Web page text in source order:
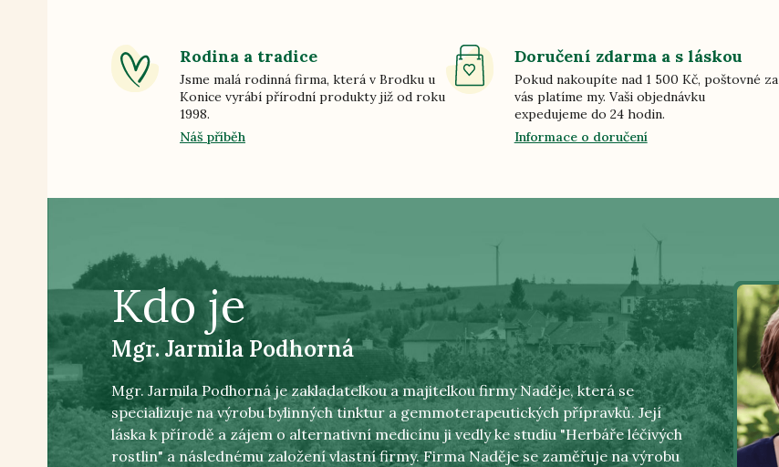
Rodina a tradice
Jsme malá rodinná firma, která v Brodku u
Konice vyrábí přírodní produkty již od roku
1998.
Náš příběh
Doručení zdarma a s láskou
Pokud nakoupíte nad 1 500 Kč, poštovné za
vás platíme my. Vaši objednávku
expedujeme do 24 hodin.
Informace o doručení
Kdo je
Mgr. Jarmila Podhorná
Mgr. Jarmila Podhorná je zakladatelkou a majitelkou firmy Naděje, která se
specializuje na výrobu bylinných tinktur a gemmoterapeutických přípravků. Její
láska k přírodě a zájem o alternativní medicínu ji vedly ke studiu "Herbáře léčivých
rostlin" a následnému založení vlastní firmy. Firma Naděje se zaměřuje na výrobu